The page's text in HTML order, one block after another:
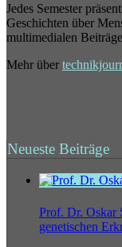
Jedes Semester
Geschichten über
multimedialen
Mehr über
Neueste Beiträge
Prof. Dr. Oskar
genetischen